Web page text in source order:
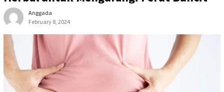
Anggada
February 8, 2024